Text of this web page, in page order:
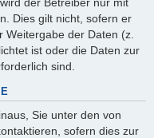
Dies gilt nicht, sofern er
der Daten (z.
ist oder die Daten zur
sind.
Sie unter den von
sofern dies zur